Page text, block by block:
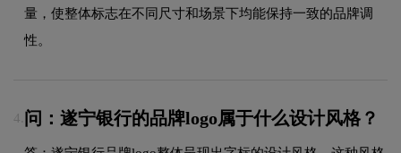
量，使整体标志在不同尺寸和场景下均能保持一致的品牌调
性。
4. 问：遂宁银行的品牌logo属于什么设计风格？